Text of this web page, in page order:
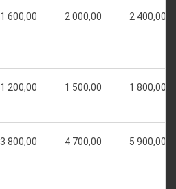
1 600,00 2 000,00 2 400,00
1 200,00 1 500,00 1 800,00
3 800,00 4 700,00 5 900,00